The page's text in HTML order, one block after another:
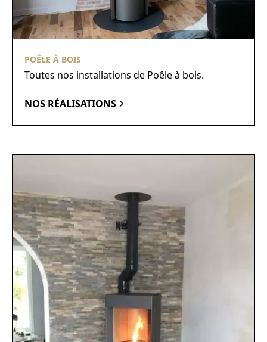
POÊLE À BOIS
Toutes nos installations de Poêle à bois.
NOS RÉALISATIONS